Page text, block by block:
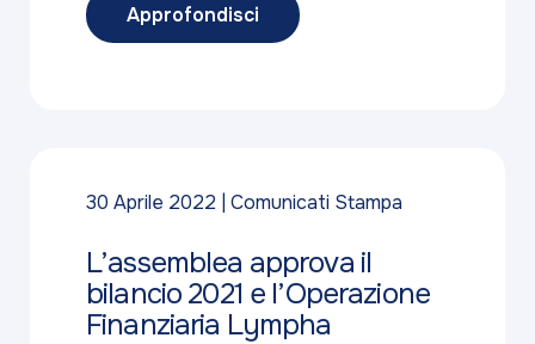
Approfondisci
30 Aprile 2022 Comunicati Stampa
L’assemblea approva il
bilancio 2021 e l’Operazione
Finanziaria Lympha